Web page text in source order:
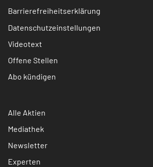
Barrierefreiheitserklärung
Datenschutzeinstellungen
Videotext
Offene Stellen
Abo kündigen
Alle Aktien
Mediathek
Newsletter
Experten